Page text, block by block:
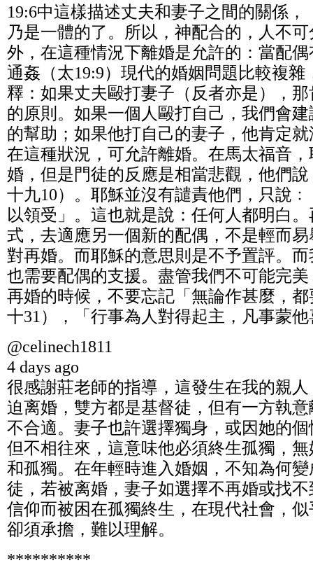
19:6中這樣描述丈夫和妻子之間的關係
乃是一體的了。所以，神配合的，人不
外，在這種情況下離婚是允許的：當配
通姦（太19:9）現代的婚姻問題比較複
釋：如果丈夫毆打妻子（反者亦是），
的原則。如果一個人毆打自己，我們會
的幫助；如果他打自己的妻子，他肯定
在這種狀況，可允許離婚。在馬太福音
婚，但是門徒的反應是相當悲觀，他們
十九10）。耶穌並沒有譴責他們，只說
以領受」。這也就是說：任何人都明白
式，去適應另一個新的配偶，不是輕而
對再婚。而耶穌的意思則是不予置評。
也需要配偶的支援。盡管我們不可能完
再婚的時候，不要忘記「無論作甚麼，
十31），「行事為人對得起主，凡事蒙
@celinech1811
4 days ago
很感謝莊老師的指導，這發生在我的親
迫离婚，雙方都是基督徒，但有一方執
不合適。妻子也許選擇獨身，或因她的
但不相往來，這意味他必須終生孤獨，
和孤獨。在年輕時進入婚姻，不知為何
徒，若被离婚，妻子如選擇不再婚或找
信仰而被困在孤獨終生，在現代社會，
卻須承擔，難以理解。
**********